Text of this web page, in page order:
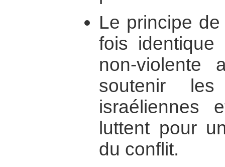
Le principe
fois
non-violente
soutenir les
israéliennes
luttent pour
du conflit.